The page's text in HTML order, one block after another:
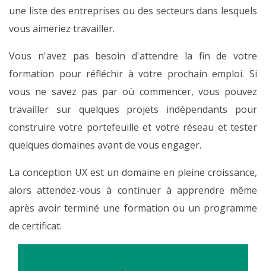
une liste des entreprises ou des secteurs dans lesquels
vous aimeriez travailler.
Vous n'avez pas besoin d'attendre la fin de votre
formation pour réfléchir à votre prochain emploi. Si
vous ne savez pas par où commencer, vous pouvez
travailler sur quelques projets indépendants pour
construire votre portefeuille et votre réseau et tester
quelques domaines avant de vous engager.
La conception UX est un domaine en pleine croissance,
alors attendez-vous à continuer à apprendre même
après avoir terminé une formation ou un programme
de certificat.